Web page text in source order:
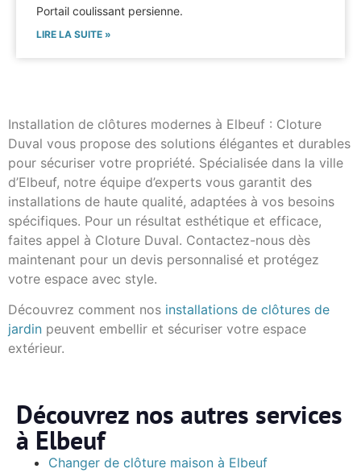
Portail coulissant persienne.
LIRE LA SUITE »
Installation de clôtures modernes à Elbeuf : Cloture
Duval vous propose des solutions élégantes et durables
pour sécuriser votre propriété. Spécialisée dans la ville
d’Elbeuf, notre équipe d’experts vous garantit des
installations de haute qualité, adaptées à vos besoins
spécifiques. Pour un résultat esthétique et efficace,
faites appel à Cloture Duval. Contactez-nous dès
maintenant pour un devis personnalisé et protégez
votre espace avec style.
Découvrez comment nos installations de clôtures de
jardin peuvent embellir et sécuriser votre espace
extérieur.
Découvrez nos autres services
à Elbeuf
Changer de clôture maison à Elbeuf